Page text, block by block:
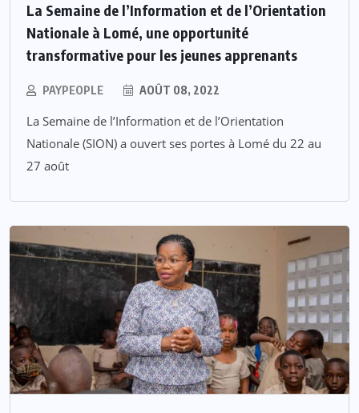
La Semaine de l’Information et de l’Orientation
Nationale à Lomé, une opportunité
transformative pour les jeunes apprenants
PAYPEOPLE AOÛT 08, 2022
La Semaine de l’Information et de l’Orientation
Nationale (SION) a ouvert ses portes à Lomé du 22 au
27 août